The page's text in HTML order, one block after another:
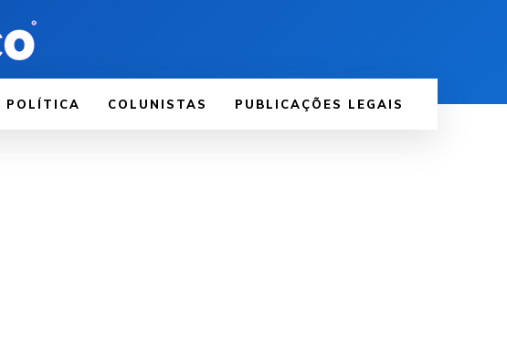
POLÍTICA COLUNISTAS PUBLICAÇÕES LEGAIS